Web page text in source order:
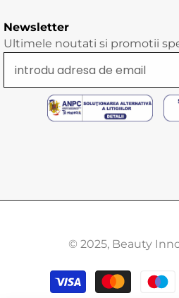
Newsletter
Ultimele noutati si promotii
© 2025, Beauty
de